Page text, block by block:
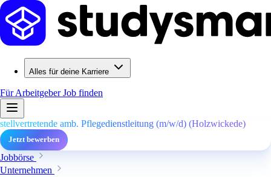
Alles für deine Karriere
Für ArbeitgeberJob finden
stellvertretende amb. Pflegedienstleitung (m/w/d) (Holzwickede)
Jetzt bewerben
Jobbörse
Unternehmen